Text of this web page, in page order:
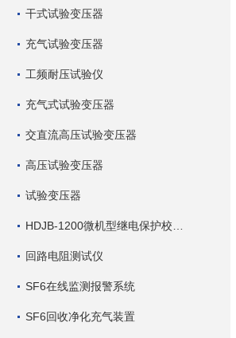
干式试验变压器
充气试验变压器
工频耐压试验仪
充气式试验变压器
交直流高压试验变压器
高压试验变压器
试验变压器
回路电阻测试仪
SF6在线监测报警系统
SF6回收净化充气装置